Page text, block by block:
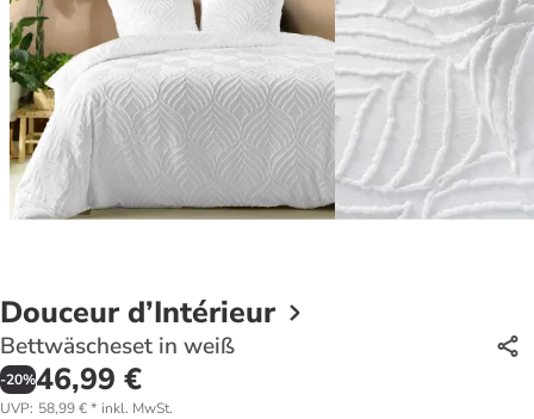
Douceur d’Intérieur
Bettwäscheset in weiß
-20%46,99 €
UVP: 58,99 €* inkl. MwSt.